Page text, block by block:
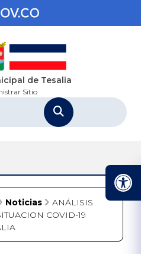
de Tesalia
Sitio
Noticias
ANÁLISIS
COVID-19